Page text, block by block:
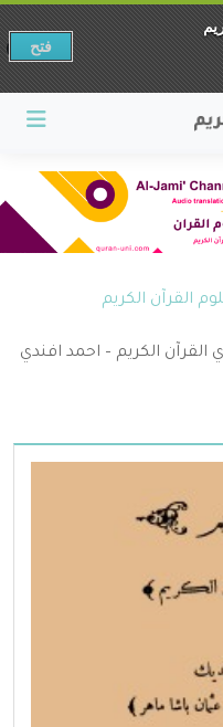
القرآن الكريم
القرآن الكريم – احمد افندي
فتح